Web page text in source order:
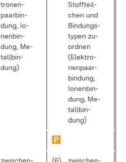
tro­nen­
paar­bin­
dung, Io­
nen­bin­
dung, Me­
tall­bin­
dung)
Stoff­teil­
chen und
Bin­dungs­
ty­pen zu­
ord­nen
(Elek­tro­
nen­paar­
bin­dung,
Io­nen­bin­
dung, Me­
tall­bin­
dung)